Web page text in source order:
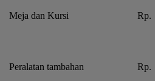
Meja dan Kursi Rp.
Peralatan tambahan Rp.